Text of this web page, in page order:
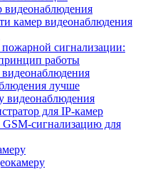
камер видеонаблюдения
сигнализации:
работы
видеонаблюдения
лучше
видеонаблюдения
для IP-камер
сигнализацию для